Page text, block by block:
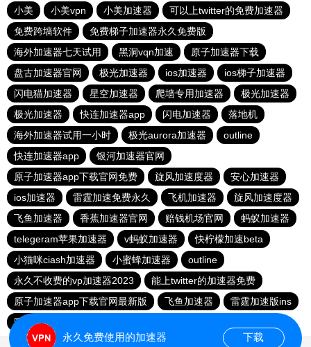
小美
小美vpn 小美加速器
可以上twitter的免费加速器
免费跨墙软件
免费梯子加速器永久免费版
海外加速器七天试用
黑洞vqn加速
原子加速器下载
盘古加速器官网
极光加速器 ios加速器
ios梯子加速器
闪电猫加速器
星空加速器 爬墙专用加速器
极光加速器
极光加速器
快连加速器app 闪电加速器
落地机
海外加速器试用一小时
极光aurora加速器
outline
快连加速器app
银河加速器官网
原子加速器app下载官网免费
旋风加速度器
安心加速器
ios加速器
雷霆加速免费永久 飞机加速器
旋风加速度器
飞鱼加速器
香蕉加速器官网 赔钱机场官网
蚂蚁加速器
telegeram苹果加速器
v蚂蚁加速器
快柠檬加速beta
小猫咪ciash加速器
小蜜蜂加速器
outline
永久不收费的vp加速器2023
能上twitter的加速器免费
原子加速器app下载官网最新版
飞鱼加速器
雷霆加速版ins
国外上网加速器
永久免费使用的加速器 下载